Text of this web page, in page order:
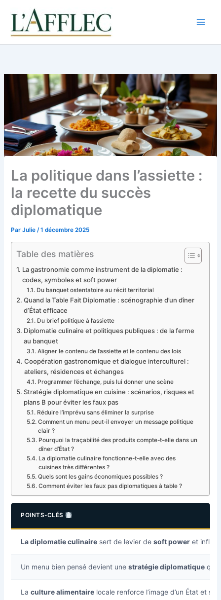
contenu
La politique dans l’assiette :
la recette du succès
diplomatique
ParJulie/1 décembre 2025
Table des matières
La gastronomie comme instrument de la diplomatie :
codes, symboles et soft power
Du banquet ostentatoire au récit territorial
Quand la Table Fait Diplomatie : scénographie d’un dîner
d’État efficace
Du brief politique à l’assiette
Diplomatie culinaire et politiques publiques : de la ferme
au banquet
Aligner le contenu de l’assiette et le contenu des lois
Coopération gastronomique et dialogue interculturel :
ateliers, résidences et échanges
Programmer l’échange, puis lui donner une scène
Stratégie diplomatique en cuisine : scénarios, risques et
plans B pour éviter les faux pas
Réduire l’imprévu sans éliminer la surprise
Comment un menu peut-il envoyer un message politique
clair ?
Pourquoi la traçabilité des produits compte-t-elle dans un
dîner d’État ?
La diplomatie culinaire fonctionne-t-elle avec des
cuisines très différentes ?
Quels sont les gains économiques possibles ?
Comment éviter les faux pas diplomatiques à table ?
POINTS-CLÉS
La diplomatie culinaire sert de levier desoft power et
Un menu bien pensé devient unestratégie diplomatique qui
Laculture alimentaire locale renforce l’image d’un État et